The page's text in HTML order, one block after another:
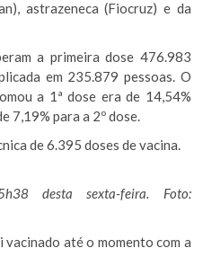
astrazeneca (Fiocruz) e da
a primeira dose 476.983
em 235.879 pessoas. O
a 1ª dose era de 14,54%
7,19% para a 2º dose.
de 6.395 doses de vacina.
desta sexta-feira. Foto:
até o momento com a